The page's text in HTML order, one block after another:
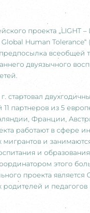
проекта „LIGHT
Human Tolerance“
всеобщей
двуязычного
стартовал
партнеров из 5
Франции,
работают в сфере
мигрантов и
и
этого
проекта является
родителей и